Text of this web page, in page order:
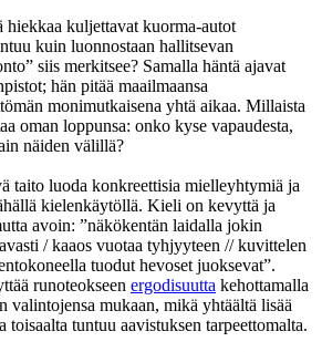
kuljettavat kuorma-autot
kuin luonnostaan hallitsevan
siis merkitsee? Samalla häntä ajavat
hän pitää maailmaansa
monimutkaisena yhtä aikaa. Millaista
oman loppunsa: onko kyse vapaudesta,
näiden välillä?
taito luoda konkreettisia mielleyhtymiä ja
kielenkäytöllä. Kieli on kevyttä ja
avoin: ”näkökentän laidalla jokin
/ kaaos vuotaa tyhjyyteen // kuvittelen
tuodut hevoset juoksevat”.
runoteokseen ergodisuutta kehottamalla
valintojensa mukaan, mikä yhtäältä lisää
toisaalta tuntuu aavistuksen tarpeettomalta.